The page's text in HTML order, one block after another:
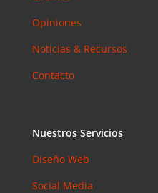
Opiniones
Noticias & Recursos
Contacto
Nuestros Servicios
Diseño Web
Social Media